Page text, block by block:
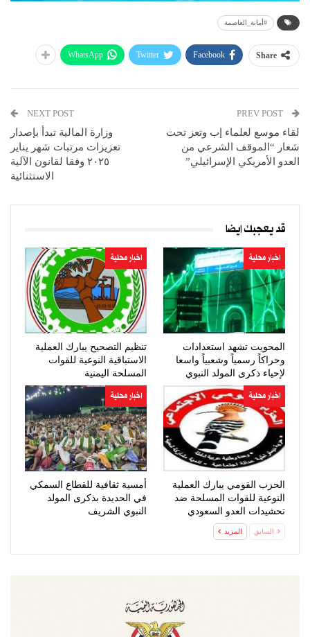
#أمانة_العاصمة
Share
Facebook
Twitter
WhatsApp
لقاء موسع لعلماء إب وتعز تحت
شعار “الموقف الشرعي من
العدو الأمريكي الإسرائيلي”
NEXT POST
وزارة المالية تبدأ بإصدار
تعزيزات مرتبات شهر يناير
٢٠٢٥ وفقا لقانون الآلية
الاستثنائية
قد يعجبك ايضا
اخبار محلية
المحويت تشهد استعدادات
وحراكاً رسمياً وشعبياً واسعا
لإحياء ذكرى المولد النبوي
اخبار محلية
تنظيم التصحيح يبارك العملية
الاستباقية النوعية للقوات
المسلحة اليمنية
اخبار محلية
الحزب القومي يبارك العملية
النوعية للقوات المسلحة ضد
تحشيدات العدو السعودي
اخبار محلية
أمسية ثقافية للقطاع السمكي
في الحديدة بذكرى المولد
النبوي الشريف
السابق المزيد